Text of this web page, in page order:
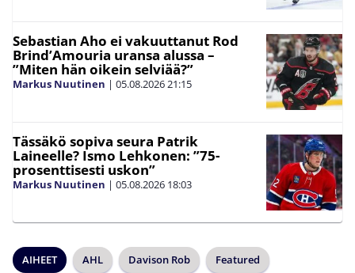
Sebastian Aho ei vakuuttanut Rod
Brind’Amouria uransa alussa –
”Miten hän oikein selviää?”
Markus Nuutinen | 05.08.202621:15
Tässäkö sopiva seura Patrik
Laineelle? Ismo Lehkonen: ”75-
prosenttisesti uskon”
Markus Nuutinen | 05.08.2026 18:03
AIHEET AHL Davison Rob Featured